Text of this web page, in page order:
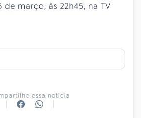
março, às 22h45, na TV
essa notícia